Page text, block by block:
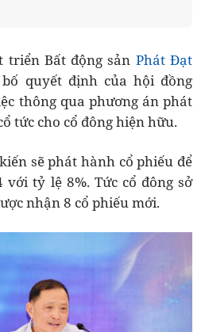
triển Bất động sản Phát Đạt
bố quyết định của hội đồng
thông qua phương án phát
tức cho cổ đông hiện hữu.
sẽ phát hành cổ phiếu để
với tỷ lệ 8%. Tức cổ đông sở
nhận 8 cổ phiếu mới.